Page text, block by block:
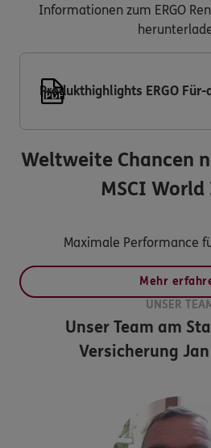
Informationen zum ERGO
Produkthighlights ERGO
Weltweite Chancen
MSCI
Maximale Performance
Mehr
UNSER
Unser Team am
Versicherung